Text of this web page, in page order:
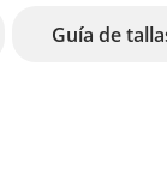
Guía de